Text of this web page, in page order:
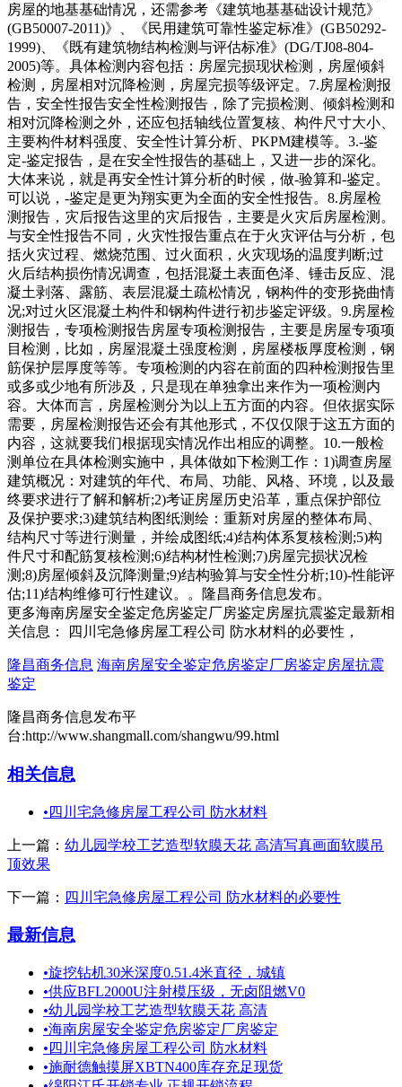
房屋的地基基础情况，还需参考《建筑地基基础设计规范》
(GB50007-2011)》、《民用建筑可靠性鉴定标准》(GB50292-
1999)、《既有建筑物结构检测与评估标准》(DG/TJ08-804-
2005)等。具体检测内容包括：房屋完损现状检测，房屋倾斜
检测，房屋相对沉降检测，房屋完损等级评定。7.房屋检测报
告，安全性报告安全性检测报告，除了完损检测、倾斜检测和
相对沉降检测之外，还应包括轴线位置复核、构件尺寸大小、
主要构件材料强度、安全性计算分析、PKPM建模等。3.-鉴
定-鉴定报告，是在安全性报告的基础上，又进一步的深化。
大体来说，就是再安全性计算分析的时候，做-验算和-鉴定。
可以说，-鉴定是更为翔实更为全面的安全性报告。8.房屋检
测报告，灾后报告这里的灾后报告，主要是火灾后房屋检测。
与安全性报告不同，火灾性报告重点在于火灾评估与分析，包
括火灾过程、燃烧范围、过火面积，火灾现场的温度判断;过
火后结构损伤情况调查，包括混凝土表面色泽、锤击反应、混
凝土剥落、露筋、表层混凝土疏松情况，钢构件的变形挠曲情
况;对过火区混凝土构件和钢构件进行初步鉴定评级。9.房屋检
测报告，专项检测报告房屋专项检测报告，主要是房屋专项项
目检测，比如，房屋混凝土强度检测，房屋楼板厚度检测，钢
筋保护层厚度等等。专项检测的内容在前面的四种检测报告里
或多或少地有所涉及，只是现在单独拿出来作为一项检测内
容。大体而言，房屋检测分为以上五方面的内容。但依据实际
需要，房屋检测报告还会有其他形式，不仅仅限于这五方面的
内容，这就要我们根据现实情况作出相应的调整。10.一般检
测单位在具体检测实施中，具体做如下检测工作：1)调查房屋
建筑概况：对建筑的年代、布局、功能、风格、环境，以及最
终要求进行了解和解析;2)考证房屋历史沿革，重点保护部位
及保护要求;3)建筑结构图纸测绘：重新对房屋的整体布局、
结构尺寸等进行测量，并绘成图纸;4)结构体系复核检测;5)构
件尺寸和配筋复核检测;6)结构材性检测;7)房屋完损状况检
测;8)房屋倾斜及沉降测量;9)结构验算与安全性分析;10)-性能评
估;11)结构维修可行性建议。。隆昌商务信息发布。
更多海南房屋安全鉴定危房鉴定厂房鉴定房屋抗震鉴定最新相
关信息： 四川宅急修房屋工程公司 防水材料的必要性，
隆昌商务信息 海南房屋安全鉴定危房鉴定厂房鉴定房屋抗震
鉴定
隆昌商务信息发布平
台:http://www.shangmall.com/shangwu/99.html
相关信息
• 四川宅急修房屋工程公司 防水材料
上一篇： 幼儿园学校工艺造型软膜天花 高清写真画面软膜吊
顶效果
下一篇： 四川宅急修房屋工程公司 防水材料的必要性
最新信息
•旋挖钻机30米深度0.51.4米直径，城镇
•供应BFL2000U注射模压级，无卤阻燃V0
•幼儿园学校工艺造型软膜天花 高清
•海南房屋安全鉴定危房鉴定厂房鉴定
• 四川宅急修房屋工程公司 防水材料
•施耐德触摸屏XBTN400库存充足现货